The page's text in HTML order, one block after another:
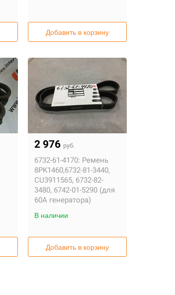
Добавить в корзину
2 976 руб.
6732-61-4170: Ремень
8PK1460,6732-81-3440,
CU3911565, 6732-82-
3480, 6742-01-5290 (для
60А генератора)
В наличии
Добавить в корзину